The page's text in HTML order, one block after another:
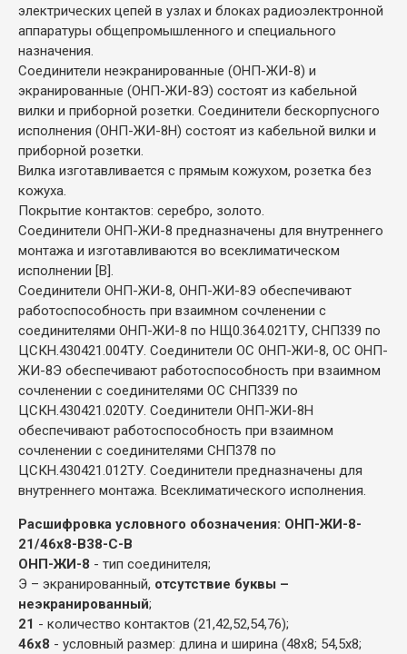
электрических цепей в узлах и блоках радиоэлектронной
аппаратуры общепромышленного и специального
назначения.
Соединители неэкранированные (ОНП-ЖИ-8) и
экранированные (ОНП-ЖИ-8Э) состоят из кабельной
вилки и приборной розетки. Соединители бескорпусного
исполнения (ОНП-ЖИ-8Н) состоят из кабельной вилки и
приборной розетки.
Вилка изготавливается с прямым кожухом, розетка без
кожуха.
Покрытие контактов: серебро, золото.
Соединители ОНП-ЖИ-8 предназначены для внутреннего
монтажа и изготавливаются во всеклиматическом
исполнении [В].
Соединители ОНП-ЖИ-8, ОНП-ЖИ-8Э обеспечивают
работоспособность при взаимном сочленении с
соединителями ОНП-ЖИ-8 по НЩ0.364.021ТУ, СНП339 по
ЦСКН.430421.004ТУ. Соединители ОС ОНП-ЖИ-8, ОС ОНП-
ЖИ-8Э обеспечивают работоспособность при взаимном
сочленении с соединителями ОС СНП339 по
ЦСКН.430421.020ТУ. Соединители ОНП-ЖИ-8Н
обеспечивают работоспособность при взаимном
сочленении с соединителями СНП378 по
ЦСКН.430421.012ТУ. Соединители предназначены для
внутреннего монтажа. Всеклиматического исполнения.
Расшифровка условного обозначения: ОНП-ЖИ-8-
21/46х8-В38-С-В
ОНП-ЖИ-8 - тип соединителя;
Э – экранированный, отсутствие буквы –
неэкранированный;
21 - количество контактов (21,42,52,54,76);
46х8 - условный размер: длина и ширина (48х8; 54,5х8;